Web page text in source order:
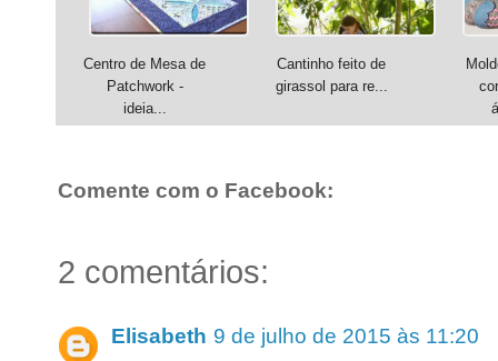
Centro de Mesa de
Patchwork -
ideia...
Cantinho feito de
girassol para re...
Comente com o Facebook:
2 comentários:
Elisabeth 9 de julho de 2015 às 11:20